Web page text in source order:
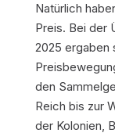
Natürlich
Preis. Bei der
2025 ergaben
den
Reich bis zur
der Kolonien,